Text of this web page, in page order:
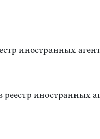
иностранных
иностранных